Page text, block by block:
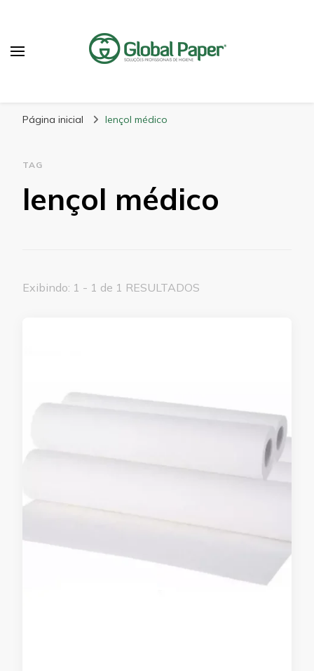
Página inicial lençol médico
TAG
lençol médico
Exibindo: 1 - 1 de 1 RESULTADOS